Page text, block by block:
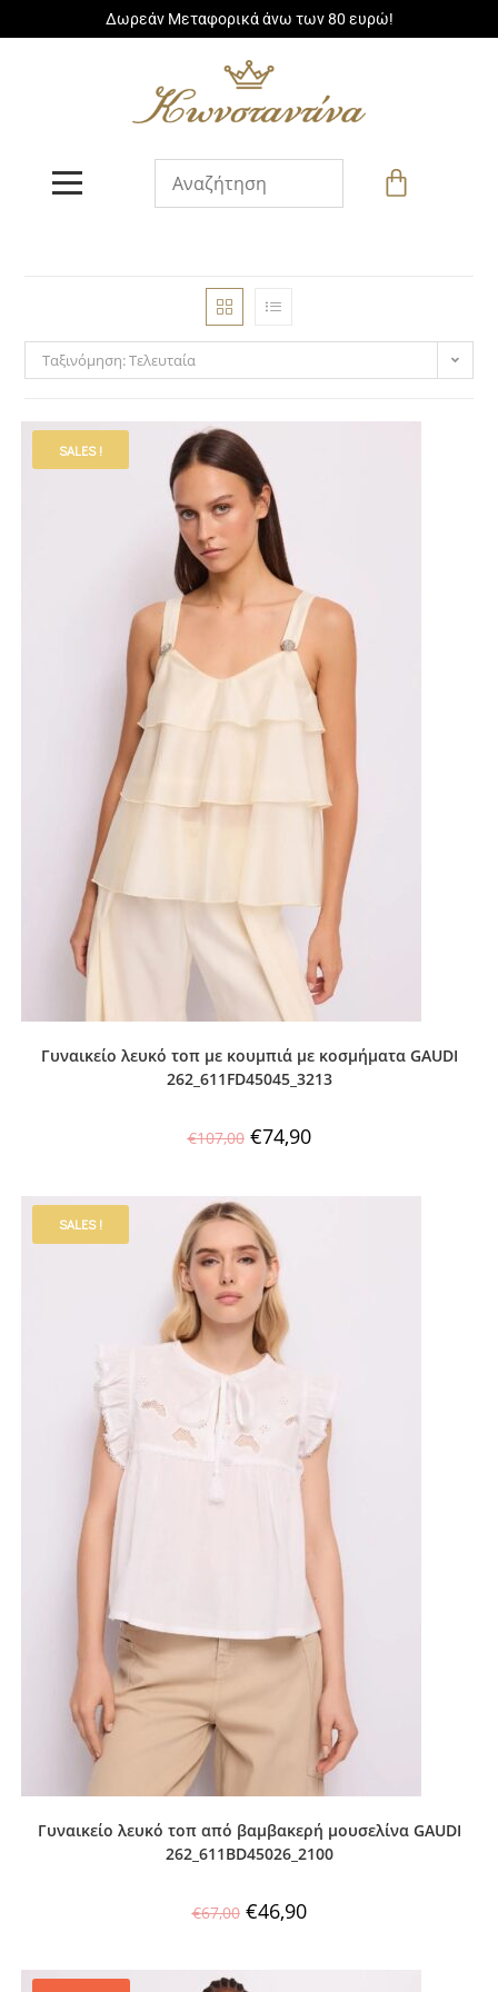
Δωρεάν Μεταφορικά άνω των 80 ευρώ!
Ταξινόμηση: Τελευταία
SALES !
Γυναικείο λευκό τοπ με κουμπιά με κοσμήματα GAUDI
262_611FD45045_3213
€107,00 €74,90
SALES !
Γυναικείο λευκό τοπ από βαμβακερή μουσελίνα GAUDI
262_611BD45026_2100
€67,00 €46,90